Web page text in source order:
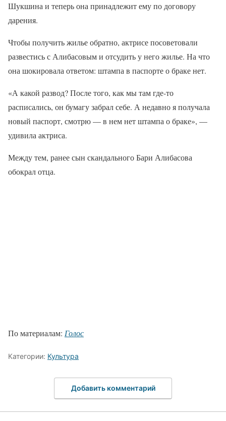
Шукшина и теперь она принадлежит ему по договору
дарения.
Чтобы получить жилье обратно, актрисе посоветовали
развестись с Алибасовым и отсудить у него жилье. На что
она шокировала ответом: штампа в паспорте о браке нет.
«А какой развод? После того, как мы там где-то
расписались, он бумагу забрал себе. А недавно я получала
новый паспорт, смотрю — в нем нет штампа о браке», —
удивила актриса.
Между тем, ранее сын скандального Бари Алибасова
обокрал отца.
По материалам: Голос
Категории: Культура
Добавить комментарий